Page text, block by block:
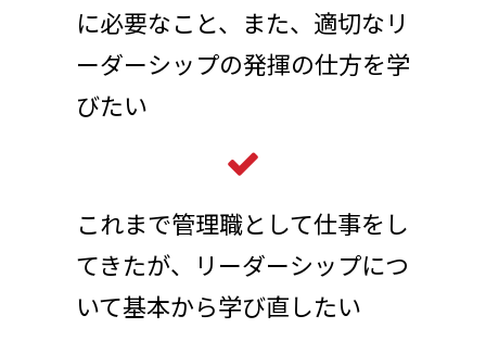
に必要なこと、また、適切なリ
ーダーシップの発揮の仕方を学
びたい
これまで管理職として仕事をし
てきたが、リーダーシップにつ
いて基本から学び直したい